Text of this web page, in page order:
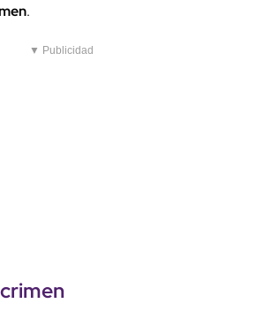
.
▼ Publicidad
crimen